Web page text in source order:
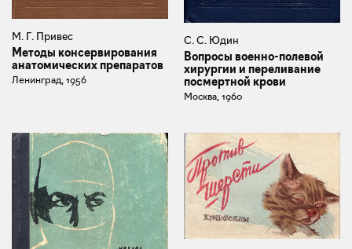
М. Г. Привес
Методы консервирования
анатомических препаратов
Ленинград, 1956
С. С. Юдин
Вопросы военно-полевой
хирургии и переливание
посмертной крови
Москва, 1960